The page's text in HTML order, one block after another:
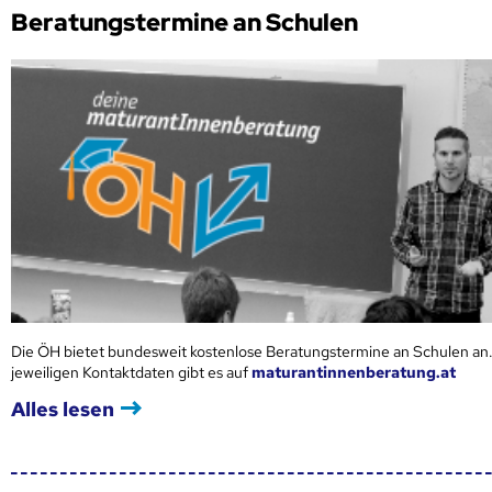
Beratungstermine an Schulen
Die ÖH bietet bundesweit kostenlose Beratungstermine an Schulen
jeweiligen Kontaktdaten gibt es aufmaturantinnenberatung.at
Alles lesen